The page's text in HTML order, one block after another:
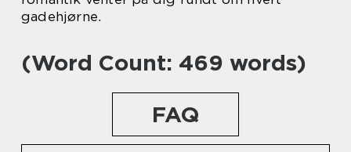
gadehjørne.
(Word Count: 469 words)
FAQ